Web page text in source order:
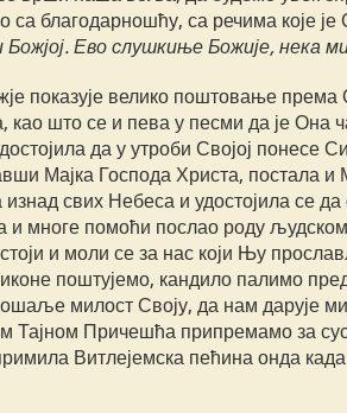
благодарношћу, са речима које
Ево слушкиње Божије, нека
показује велико поштовање према
што се и пева у песми да је Она
да у утроби Својој понесе
Мајка Господа Христа, постала и
свих Небеса и удостојила се
многе помоћи послао роду
и моли се за нас који Њу
поштујемо, кандило палимо
милост Своју, да нам дарује
Тајном Причешћа припремамо за
Витлејемска пећина онда